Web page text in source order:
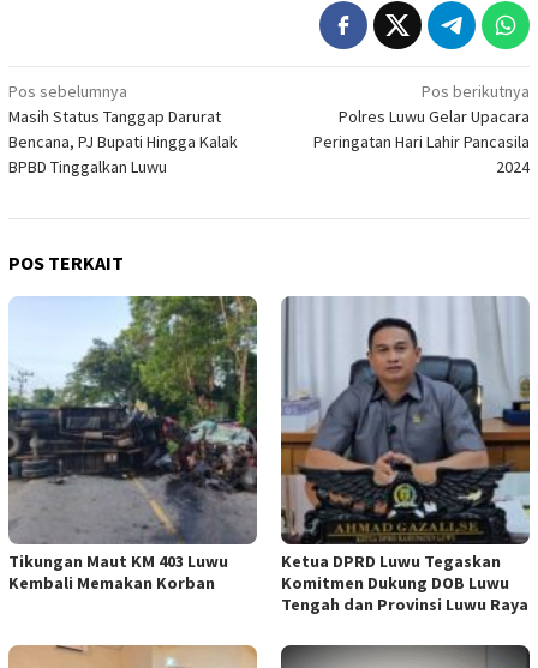
Navigasi
pos
Pos sebelumnya
Masih Status Tanggap Darurat
Bencana, PJ Bupati Hingga Kalak
BPBD Tinggalkan Luwu
Pos berikutnya
Polres Luwu Gelar Upacara
Peringatan Hari Lahir Pancasila
2024
POS TERKAIT
Tikungan Maut KM 403 Luwu
Kembali Memakan Korban
Ketua DPRD Luwu Tegaskan
Komitmen Dukung DOB Luwu
Tengah dan Provinsi Luwu Raya